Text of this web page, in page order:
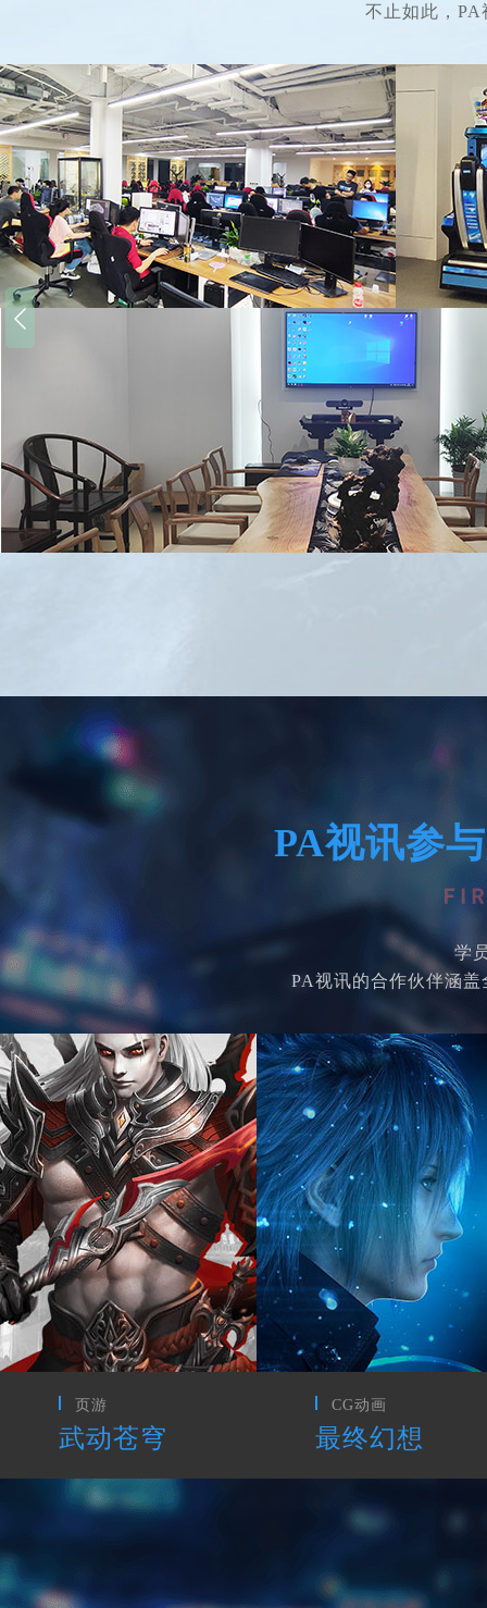
不止如此，
PA视讯参
学
PA视讯的合作伙伴涵
CG动画
最终幻想
网游
枪神纪